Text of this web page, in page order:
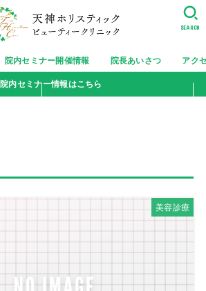
院内セミナー開催情報 院長あいさつ アク
SEARCH
院内セミナー情報はこちら
美容診療